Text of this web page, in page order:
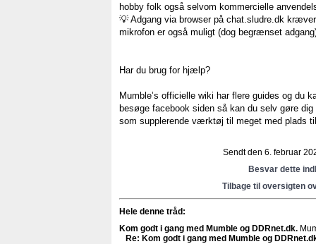
hobby folk også selvom kommercielle
💡 Adgang via browser på chat.sludre.dk
mikrofon er også muligt (dog begrænset
Har du brug for hjælp?
Mumble’s officielle wiki har flere guides og du
besøge facebook siden så kan du selv gøre
som supplerende værktøj til meget med plads
Sendt den 6. februar
Besvar dette
Tilbage til oversigten
Hele denne tråd:
Kom godt i gang med Mumble og DDRnet.dk.
Re: Kom godt i gang med Mumble og